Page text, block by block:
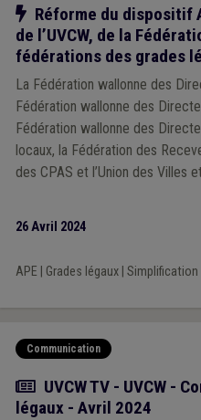
Notre action
Réforme du dispositif
de l’UVCW, de la
fédérations des grades
La Fédération wallonne des
Fédération wallonne des
Fédération wallonne des
locaux, la Fédération des
des CPAS et l’Union des Villes
aux pouvoirs locaux est
bénéficient, et que la charge
26 Avril 2024
APE Grades légaux|
Communication
Actualité
UVCW TV - UVCW -
légaux - Avril 2024